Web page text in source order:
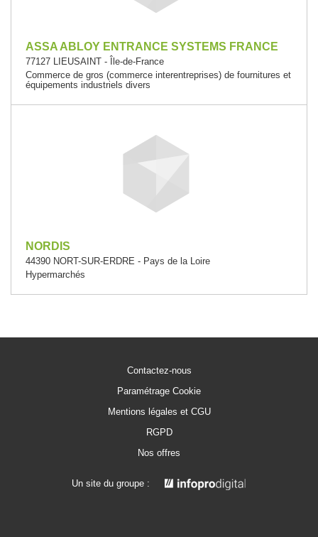
ASSA ABLOY ENTRANCE SYSTEMS FRANCE
77127 LIEUSAINT - Île-de-France
Commerce de gros (commerce interentreprises) de fournitures et
équipements industriels divers
NORDIS
44390 NORT-SUR-ERDRE - Pays de la Loire
Hypermarchés
Contactez-nous
Paramétrage Cookie
Mentions légales et CGU
RGPD
Nos offres
Un site du groupe :